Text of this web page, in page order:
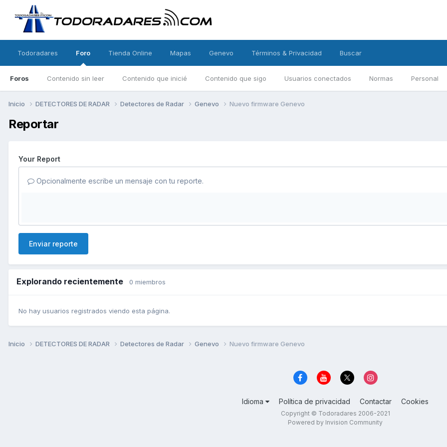
Todoradares Foro
Foros Contenido sin leer Contenido que inicié Contenido que sigo Usuarios conectados Normas Personal
Tienda Online Mapas Genevo Términos & Privacidad Buscar
Inicio DETECTORES DE RADAR Detectores de Radar Genevo Nuevo firmware Genevo
Reportar
Your Report
Opcionalmente escribe un mensaje con tu reporte.
Enviar reporte
Explorando recientemente 0 miembros
No hay usuarios registrados viendo esta página.
Inicio DETECTORES DE RADAR Detectores de Radar Genevo Nuevo firmware Genevo
Idioma Política de privacidad Contactar Cookies
Copyright © Todoradares 2006-2021
Powered by Invision Community